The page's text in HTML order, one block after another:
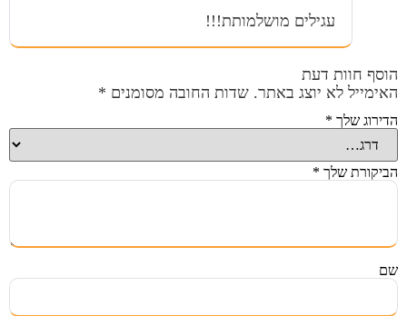
עגילים מושלמותת!!!
הוסף חוות דעת
האימייל לא יוצג באתר. שדות החובה מסומנים *
הדירוג שלך *
הביקורת שלך *
שם